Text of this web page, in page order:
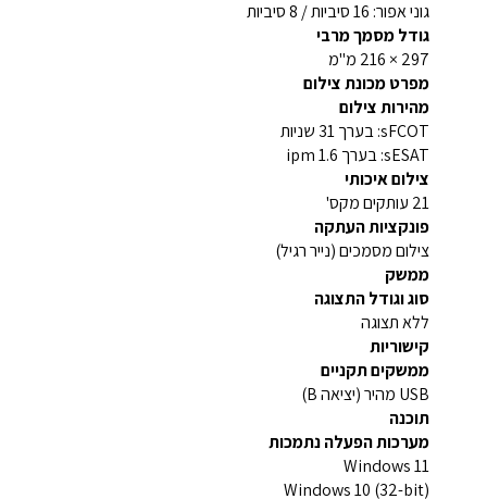
גוני אפור: 16 סיביות / 8 סיביות
גודל מסמך מרבי
‎216 × 297 מ"מ
מפרט מכונת צילום
מהירות צילום
sFCOT: בערך 31 שניות
sESAT: בערך 1.6 ipm
צילום איכותי
21 עותקים מקס'
פונקציות העתקה
צילום מסמכים (נייר רגיל)
ממשק
סוג וגודל התצוגה
ללא תצוגה
קישוריות
ממשקים תקניים
USB מהיר (יציאה B)
תוכנה
מערכות הפעלה נתמכות
Windows 11
Windows 10 (32-bit)